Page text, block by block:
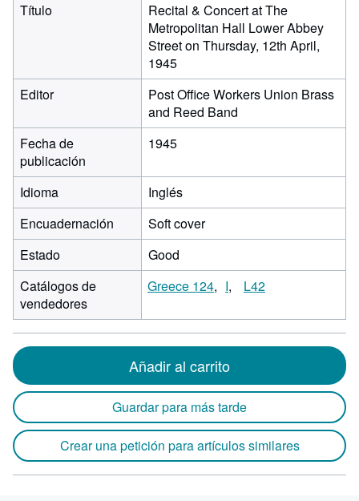
Título
Recital & Concert at The
Metropolitan Hall Lower Abbey
Street on Thursday, 12th April,
1945
Editor
Post Office Workers Union Brass
and Reed Band
Fecha de
publicación
1945
Idioma
Inglés
Encuadernación
Soft cover
Estado
Good
Catálogos de
vendedores
Greece 124 I L42
Añadir al carrito
Guardar para más tarde
Crear una petición para artículos similares